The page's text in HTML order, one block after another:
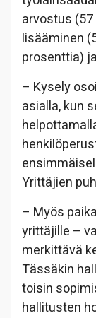
arvostus
lisääminen
prosenttia)
– Kysely
asialla, kun
Yrittäjien
– Myös
yrittäjille –
merkittävä
Tässäkin
toisin
hallitusten